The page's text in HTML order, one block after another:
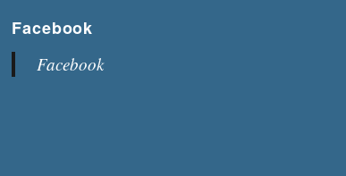
Facebook
Facebook